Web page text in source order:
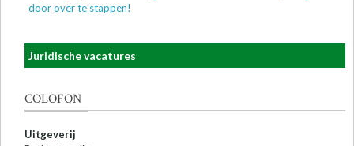
door over te stappen!
Juridische vacatures
COLOFON
Uitgeverij